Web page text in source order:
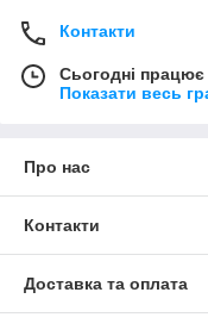
Контакти
Сьогодні
Показати весь
Про нас
Контакти
Доставка та оплата